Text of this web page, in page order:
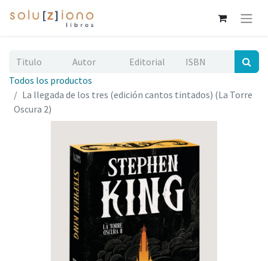
Todos los productos
La llegada de los tres (edición cantos tintados) (La Torre
Oscura 2)